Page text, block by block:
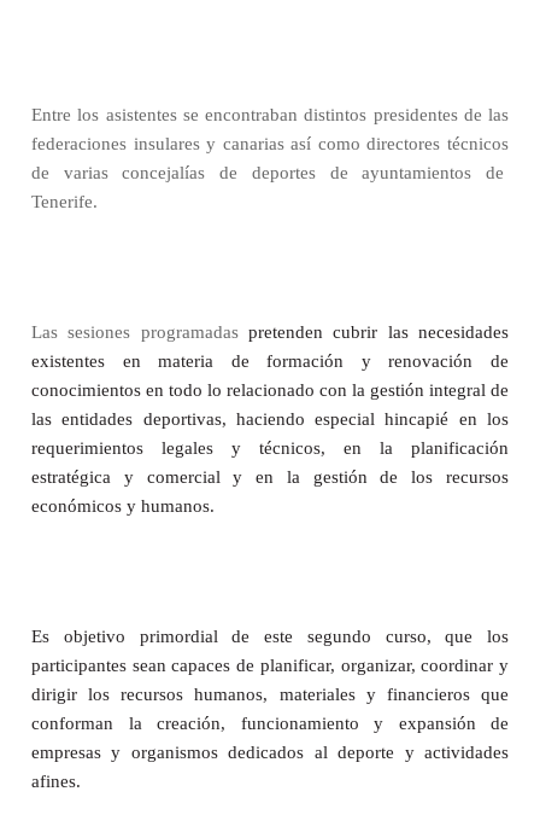
Entre los asistentes se encontraban distintos presidentes de las
federaciones insulares y canarias así como directores técnicos
de varias concejalías de deportes de ayuntamientos de
Tenerife.
Las sesiones programadas pretenden cubrir las necesidades
existentes en materia de formación y renovación de
conocimientos en todo lo relacionado con la gestión integral de
las entidades deportivas, haciendo especial hincapié en los
requerimientos legales y técnicos, en la planificación
estratégica y comercial y en la gestión de los recursos
económicos y humanos.
Es objetivo primordial de este segundo curso, que los
participantes sean capaces de planificar, organizar, coordinar y
dirigir los recursos humanos, materiales y financieros que
conforman la creación, funcionamiento y expansión de
empresas y organismos dedicados al deporte y actividades
afines.